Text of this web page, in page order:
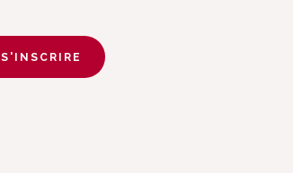
S'INSCRIRE